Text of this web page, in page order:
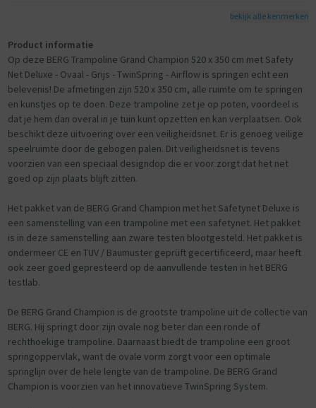
Veren:
- De Grand Champion is uitgerust met het innovatieve TwinSpring
System. Dit is een systeem van extra veel , schuin geplaatste veren,
waardoor de trampoline een uniek springkarakter heeft.
- BERG TwinSpring Gold (uit de Goldspring serie) wordt gebruikt in het
TwinSpring System.
- Deze BERG TwinSpring Gold is een lange, slanke veer, die volledig
gegalvaniseerd (van binnen en van buiten) met een degelijke
roestbestendige zinklaag.
- Het installeren van de veren is met het gebruiksvriendelijke installatie
veren-ogen en in het ronde frame (toprail) van de trampoline zijn ook 4
locaties rood gemarkeerd. Span de veren op tussen de rode locaties
op het frame en de rode veren-ogen en het springdoek is altijd goed
geïnstalleerd.
Safety Net Deluxe:
van een herkenbare witte bies.
- Aantrekkelijk ontwerp van gebogen palen die onopvallend op de
poten van de trampoline worden vastgezet.
- De bovenzijde van het net wordt gevormd door een hoepel (van
glasvezel stokken)
- De palen zijn voorzien van design doppen die de hoepel verankeren
bekijk alle kenmerken
Product informatie
Op deze BERG Trampoline Grand Champion 520 x 350 cm met Safety
Net Deluxe - Ovaal - Grijs - TwinSpring - Airflow is springen echt een
belevenis! De afmetingen zijn 520 x 350 cm, alle ruimte om te springen
en kunstjes op te doen. Deze trampoline zet je op poten, voordeel is
dat je hem dan overal in je tuin kunt opzetten en kan verplaatsen. Ook
beschikt deze uitvoering over een veiligheidsnet. Er is genoeg veilige
speelruimte door de gebogen palen. Dit veiligheidsnet is tevens
voorzien van een speciaal designdop die er voor zorgt dat het net
goed op zijn plaats blijft zitten.
Het pakket van de BERG Grand Champion met het Safetynet Deluxe is
een samenstelling van een trampoline met een safetynet. Het pakket
is in deze samenstelling aan zware testen blootgesteld. Het pakket is
ondermeer CE en TUV / Baumuster geprüft gecertificeerd, maar heeft
ook zeer goed gepresteerd op de aanvullende testen in het BERG
testlab.
De BERG Grand Champion is de grootste trampoline uit de collectie van
BERG. Hij springt door zijn ovale nog beter dan een ronde of
rechthoekige trampoline. Daarnaast biedt de trampoline een groot
springoppervlak, want de ovale vorm zorgt voor een optimale
springlijn over de hele lengte van de trampoline. De BERG Grand
Champion is voorzien van het innovatieve TwinSpring System.